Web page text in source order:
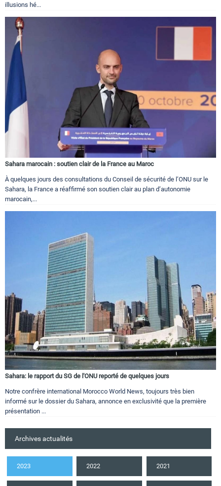
illusions hé...
Sahara marocain : soutien clair de la France au Maroc
À quelques jours des consultations du Conseil de sécurité de l’ONU sur le
Sahara, la France a réaffirmé son soutien clair au plan d’autonomie
marocain,...
Sahara: le rapport du SG de l'ONU reporté de quelques jours
Notre confrère international Morocco World News, toujours très bien
informé sur le dossier du Sahara, annonce en exclusivité que la première
présentation ...
Archives actualités
2023 2022 2021